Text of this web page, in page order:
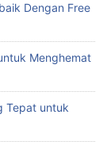
Dengan Free
Menghemat
Tepat untuk